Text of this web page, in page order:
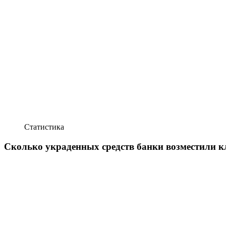
Статистика
Сколько украденных средств банки возместили